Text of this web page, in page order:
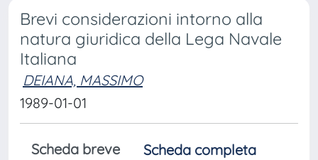
Brevi considerazioni intorno alla
natura giuridica della Lega Navale
Italiana
DEIANA, MASSIMO
1989-01-01
Scheda breve
Scheda completa